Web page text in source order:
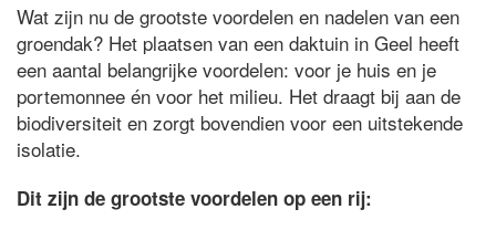
Wat zijn nu de grootste voordelen en nadelen van een
groendak? Het plaatsen van een daktuin in Geel heeft
een aantal belangrijke voordelen: voor je huis en je
portemonnee én voor het milieu. Het draagt bij aan de
biodiversiteit en zorgt bovendien voor een uitstekende
isolatie.
Dit zijn de grootste voordelen op een rij: